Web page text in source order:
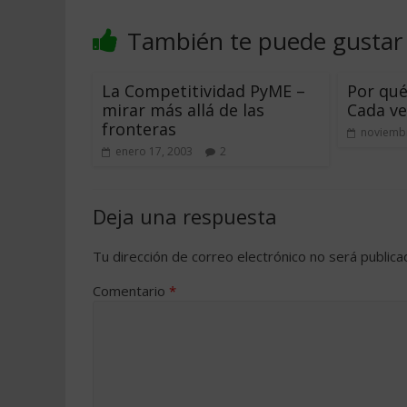
También te puede gustar
La Competitividad PyME –
mirar más allá de las
fronteras
enero 17, 2003 2
Por
Cada
Deja una respuesta
Tu dirección de correo electrónico no será
Comentario *